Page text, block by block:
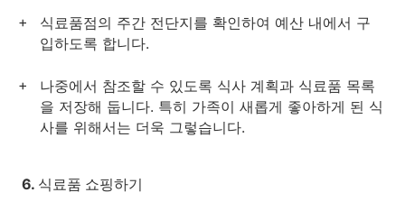
식료품점의 주간 전단지를 확인하여 예산 내에서 구
입하도록 합니다.
나중에서 참조할 수 있도록 식사 계획과 식료품 목록
을 저장해 둡니다. 특히 가족이 새롭게 좋아하게 된 식
사를 위해서는 더욱 그렇습니다.
6. 식료품 쇼핑하기